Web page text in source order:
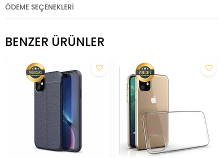
ÖDEME SEÇENEKLERI
BENZER ÜRÜNLER